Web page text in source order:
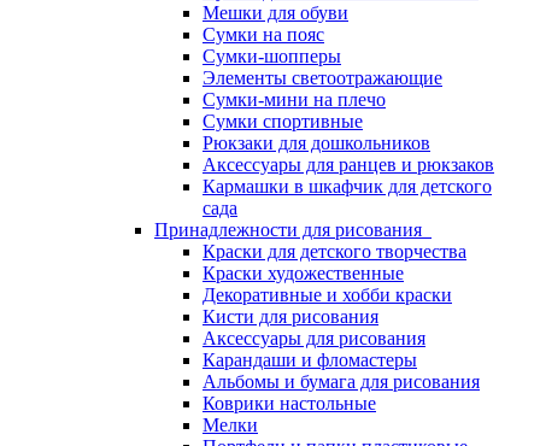
Мешки для обуви
Сумки на пояс
Сумки-шопперы
Элементы светоотражающие
Сумки-мини на плечо
Сумки спортивные
Рюкзаки для дошкольников
Аксессуары для ранцев и рюкзаков
Кармашки в шкафчик для детского
сада
Принадлежности для рисования
Краски для детского творчества
Краски художественные
Декоративные и хобби краски
Кисти для рисования
Аксессуары для рисования
Карандаши и фломастеры
Альбомы и бумага для рисования
Коврики настольные
Мелки